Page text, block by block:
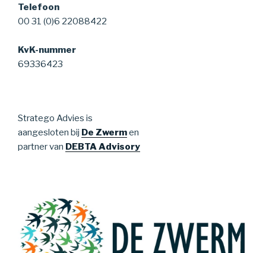
Telefoon
00 31 (0)6 22088422
KvK-nummer
69336423
Stratego Advies is
aangesloten bij De Zwermen
partner van DEBTA Advisory